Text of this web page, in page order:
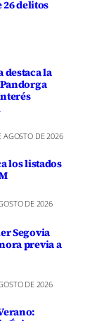
delitos
destaca la
AGOSTO DE 2026
los listados
DE 2026
Segovia
previa a
DE 2026